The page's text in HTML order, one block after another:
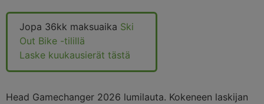
Jopa 36kk maksuaika Ski
Out Bike -tilillä
Laske kuukausierät tästä
Head Gamechanger 2026 lumilauta. Kokeneen laskijan